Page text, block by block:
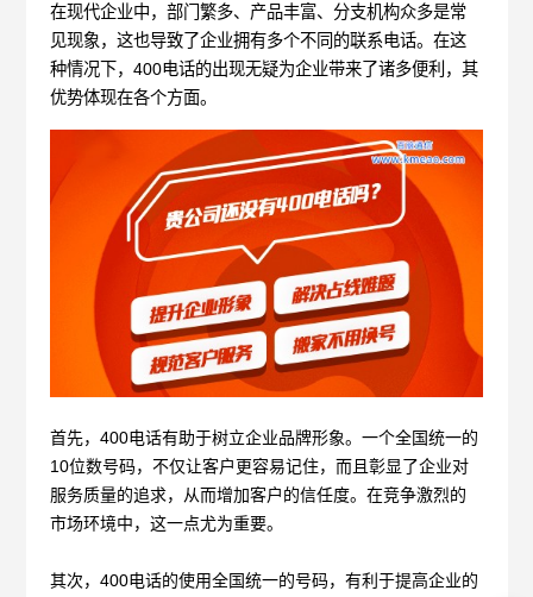
在现代企业中，部门繁多、产品丰富、分支机构众多是常
见现象，这也导致了企业拥有多个不同的联系电话。在这
种情况下，400电话的出现无疑为企业带来了诸多便利，其
优势体现在各个方面。
首先，400电话有助于树立企业品牌形象。一个全国统一的
10位数号码，不仅让客户更容易记住，而且彰显了企业对
服务质量的追求，从而增加客户的信任度。在竞争激烈的
市场环境中，这一点尤为重要。
其次，400电话的使用全国统一的号码，有利于提高企业的